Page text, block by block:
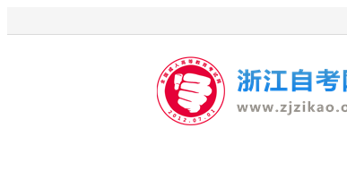
欢迎访问浙江自考网！
www.zjzs.net为准。